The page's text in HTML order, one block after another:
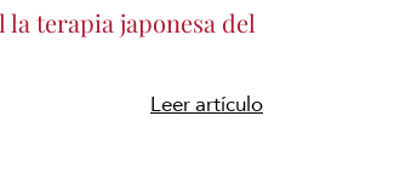
terapia japonesa del
Leer artículo